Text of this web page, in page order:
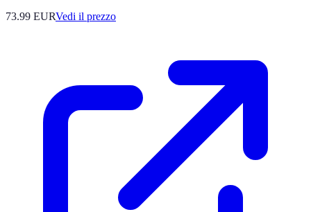
73.99 EURVedi il prezzo